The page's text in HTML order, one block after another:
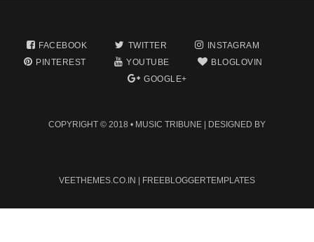
FACEBOOK TWITTER
INSTAGRAM
PINTEREST
YOUTUBE
BLOGLOVIN
GOOGLE+
COPYRIGHT © 2018 • MUSIC TRIBUNE | DESIGNED BY
VEETHEMES.CO.IN | FREEBLOGGERTEMPLATES